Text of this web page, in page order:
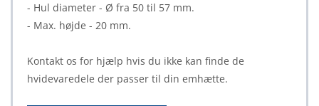
- Hul diameter - Ø fra 50 til 57 mm.
- Max. højde - 20 mm.
Kontakt os for hjælp hvis du ikke kan finde de
hvidevaredele der passer til din emhætte.